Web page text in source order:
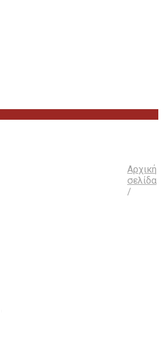
Αρχική
σελίδα
/